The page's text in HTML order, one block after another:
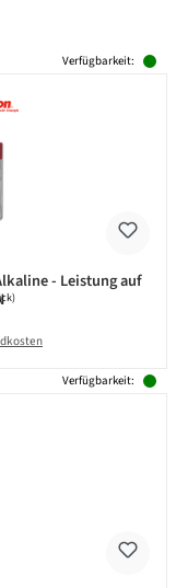
Verfügbarkeit:
- Leistung auf
Verfügbarkeit: